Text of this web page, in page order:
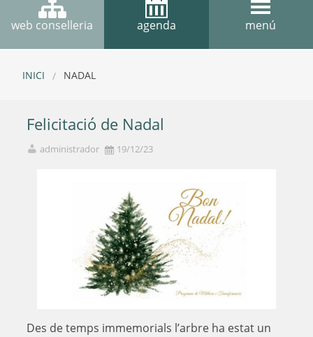
web conselleria agenda menú
INICI NADAL
Felicitació de Nadal
administrador 19/12/23
Des de temps immemorials l’arbre ha estat un